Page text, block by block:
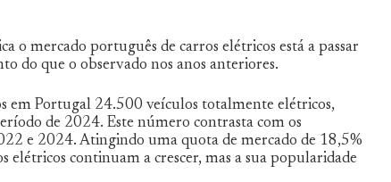
o mercado português de carros elétricos está a passar
do que o observado nos anos anteriores.
em Portugal 24.500 veículos totalmente elétricos,
de 2024. Este número contrasta com os
e 2024. Atingindo uma quota de mercado de 18,5%
elétricos continuam a crescer, mas a sua popularidade